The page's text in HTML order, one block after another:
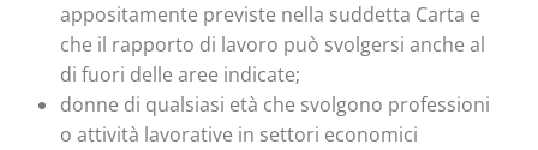
appositamente previste nella suddetta Carta e
che il rapporto di lavoro può svolgersi anche al
di fuori delle aree indicate;
donne di qualsiasi età che svolgono professioni
o attività lavorative in settori economici